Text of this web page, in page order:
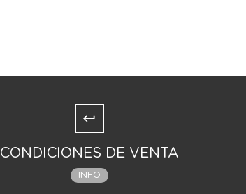
CONDICIONES DE VENTA
INFO